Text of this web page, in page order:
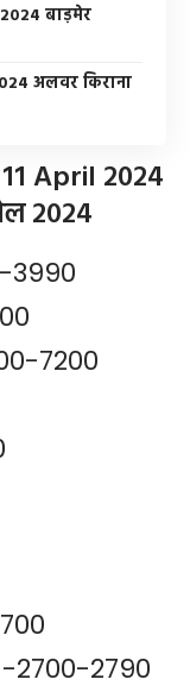
बाड़मेर
अलवर किराना
April 2024
2024
3990
7200
2790